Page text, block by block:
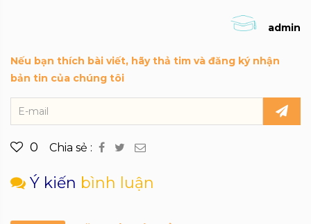
admin
Nếu bạn thích bài viết, hãy thả tim và đăng ký nhận
bản tin của chúng tôi
0 Chia sẻ :
Ý kiến bình luận